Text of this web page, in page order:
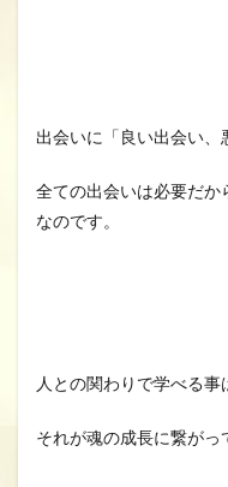
出会いに「良い出会い、
全ての出会いは必要だか
なのです。
人との関わりで学べる事
それが魂の成長に繋がっ